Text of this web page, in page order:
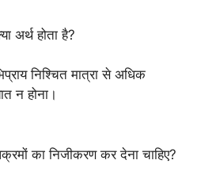
अर्थ होता है?
निश्चित मात्रा से अधिक
न होना।
का निजीकरण कर देना चाहिए?